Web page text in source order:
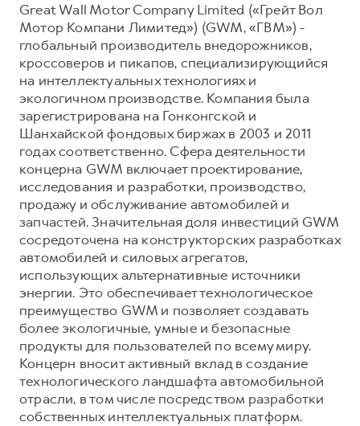
Great Wall Motor Company Limited («Грейт Вол
Мотор Компани Лимитед») (GWM, «ГВМ») -
глобальный производитель внедорожников,
кроссоверов и пикапов, специализирующийся
на интеллектуальных технологиях и
экологичном производстве. Компания была
зарегистрирована на Гонконгской и
Шанхайской фондовых биржах в 2003 и 2011
годах соответственно. Сфера деятельности
концерна GWM включает проектирование,
исследования и разработки, производство,
продажу и обслуживание автомобилей и
запчастей. Значительная доля инвестиций GWM
сосредоточена на конструкторских разработках
автомобилей и силовых агрегатов,
использующих альтернативные источники
энергии. Это обеспечивает технологическое
преимущество GWM и позволяет создавать
более экологичные, умные и безопасные
продукты для пользователей по всему миру.
Концерн вносит активный вклад в создание
технологического ландшафта автомобильной
отрасли, в том числе посредством разработки
собственных интеллектуальных платформ.